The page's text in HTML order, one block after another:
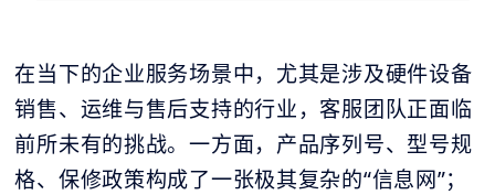
在当下的企业服务场景中，尤其是涉及硬件设备
销售、运维与售后支持的行业，客服团队正面临
前所未有的挑战。一方面，产品序列号、型号规
格、保修政策构成了一张极其复杂的“信息网”；